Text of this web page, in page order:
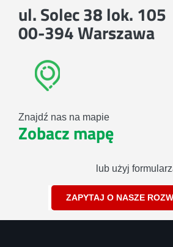
ul. Solec 38 lok. 105
00-394 Warszawa
Znajdź nas na mapie
Zobacz mapę
lub użyj
ZAPYTAJ O NASZE